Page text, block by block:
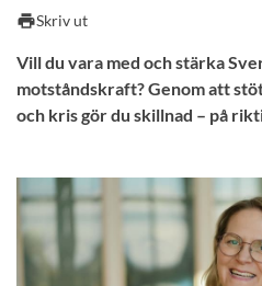
Kurser och program
printSkriv ut
Vill du vara med och stärka
motståndskraft? Genom att
och kris gör du skillnad – på